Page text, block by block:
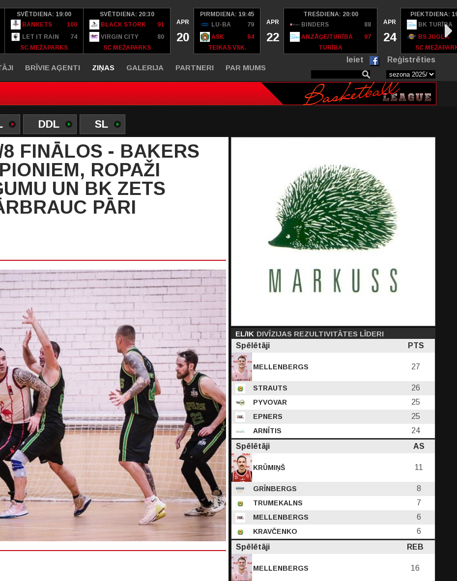
SVĒTDIENA: 19:00
BANKETS
100
LET IT RAIN
74
SC MEŽAPARKS
SVĒTDIENA: 20:30
BLACK STORK
91
VIRGIN CITY
80
SC MEŽAPARKS
APR
20
PIRMDIENA: 19:45
LU-BA
79
ASK
84
TEIKAS VSK.
APR
22
TREŠDIENA: 20:00
BINDERS
88
ANZĀĢE/TURĪBA
97
TURĪBA
APR
24
PIEKTDIENA:
BK TURĪBA
BS JUGLA
SC
BRĪVIE AĢENTI ZIŅAS GALERIJA PARTNERI PAR MUMS
Ieiet Reģistrēties
DDL SL
FINĀLOS - BAKERS
ROPAŽI
UN BK ZETS
PĀRI
EL/IK DIVĪZIJAS REZULTIVITĀTES LĪDERI
Spēlētāji
PTS
MELLENBERGS 27
STRAUTS 26
PYVOVAR 25
EPNERS 25
ARNĪTIS
24
Spēlētāji
AS
KRŪMIŅŠ 11
GRĪNBERGS 8
TRUMEKALNS 7
MELLENBERGS 6
KRAVČENKO
6
Spēlētāji
REB
MELLENBERGS 16